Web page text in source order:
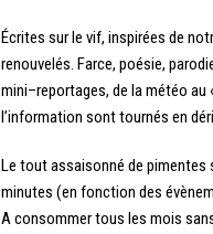
Écrites sur le vif, inspirées de
renouvelés. Farce, poésie,
mini–reportages, de la météo au
l’information sont tournés en
Le tout assaisonné de pimentes
minutes (en fonction des
A consommer tous les mois